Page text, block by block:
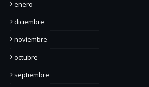
enero
diciembre
noviembre
octubre
septiembre